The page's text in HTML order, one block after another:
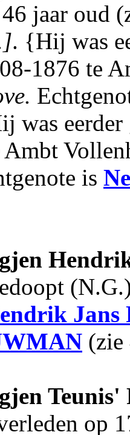
jaar oud
. {Hij was
1876 te
was
Ambt
is
Jans
(zie
Teunis'
op